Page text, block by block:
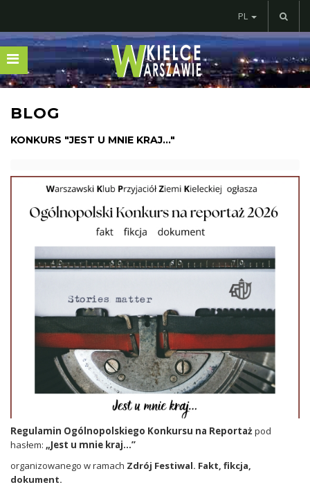
PL
BLOG
KONKURS "JEST U MNIE KRAJ..."
Regulamin Ogólnopolskiego Konkursu na Reportaż pod
hasłem: „Jest u mnie kraj…”
organizowanego w ramach Zdrój Festiwal. Fakt, fikcja,
dokument.